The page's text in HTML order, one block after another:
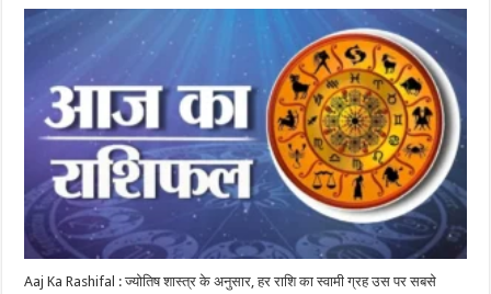
Aaj Ka Rashifal : ज्योतिष शास्त्र के अनुसार, हर राशि का स्वामी ग्रह उस पर सबसे